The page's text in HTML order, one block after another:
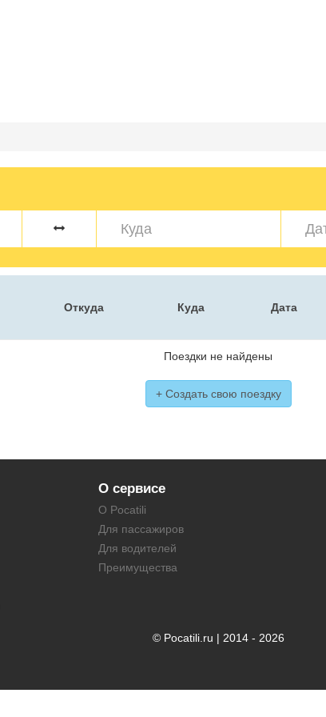
Откуда Куда Дата
Поездки не найдены
+ Создать свою поездку
О сервисе
О Pocatili
Для пассажиров
Для водителей
Преимущества
© Pocatili.ru | 2014 - 2026